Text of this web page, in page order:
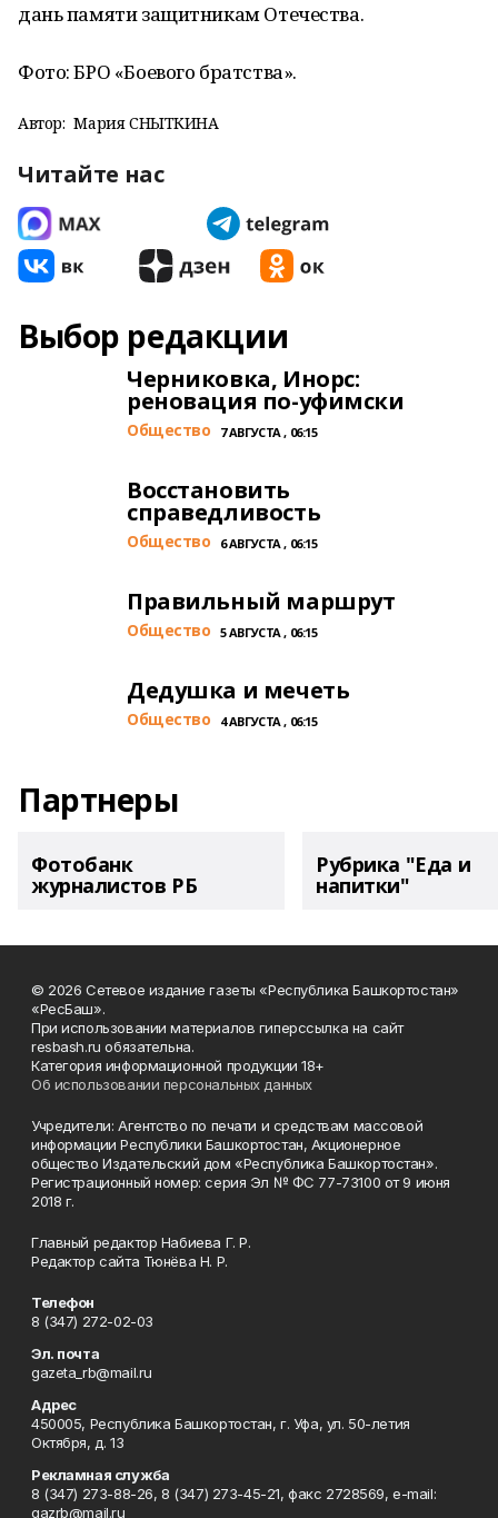
дань памяти защитникам Отечества.
Фото: БРО «Боевого братства».
Автор: Мария СНЫТКИНА
Читайте нас
Выбор редакции
Черниковка, Инорс:
реновация по-уфимски
Общество 7 АВГУСТА , 06:15
Восстановить
справедливость
Общество 6 АВГУСТА , 06:15
Правильный маршрут
Общество 5 АВГУСТА , 06:15
Дедушка и мечеть
Общество 4 АВГУСТА , 06:15
Партнеры
Фотобанк
журналистов РБ
Рубрика "Еда и
напитки"
© 2026 Сетевое издание газеты «Республика Башкортостан»
«РесБаш».
При использовании материалов гиперссылка на сайт
resbash.ru обязательна.
Категория информационной продукции 18+
Об использовании персональных данных
Учредители: Агентство по печати и средствам массовой
информации Республики Башкортостан, Акционерное
общество Издательский дом «Республика Башкортостан».
Регистрационный номер: серия Эл № ФС 77-73100 от 9 июня
2018 г.
Главный редактор Набиева Г. Р.
Редактор сайта Тюнёва Н. Р.
Телефон
8 (347) 272-02-03
Эл. почта
gazeta_rb@mail.ru
Адрес
450005, Республика Башкортостан, г. Уфа, ул. 50-летия
Октября, д. 13
Рекламная служба
8 (347) 273-88-26, 8 (347) 273-45-21, факс 2728569, e-mail:
gazrb@mail.ru